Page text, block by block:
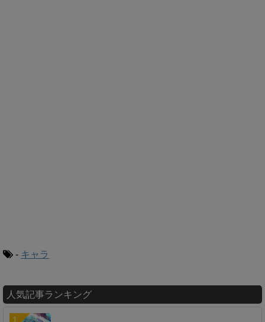
- キャラ
人気記事ランキング